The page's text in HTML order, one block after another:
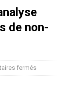
de non-
fermés